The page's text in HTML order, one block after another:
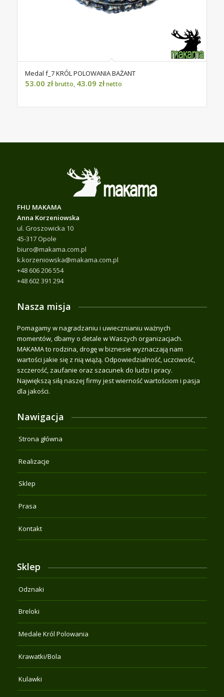
Medal f_7 KRÓL POLOWANIA BAŻANT
53.00 zł brutto, 43.09 złnetto
FHU MAKAMA
Anna Korzeniowska
ul. Groszowicka 10
45-317 Opole
biuro@makama.com.pl
k.korzeniowska@makama.com.pl
+48 606 206 554
+48 602 391 294
Nasza misja
Pomagamy w nagradzaniu i uwiecznianiu ważnych
momentów, dbamy o detale w Waszych organizacjach.
MAKAMA to rodzina, drogę w biznesie wyznaczają nam
wartości jakie się z nią wiążą. Odpowiedzialność, uczciwość,
szczerość, zaufanie oraz szacunek do ludzi i pracy.
Największą siłą naszej firmy jest wierność wartościom i pasja
dla jakości.
Nawigacja
Strona główna
Realizacje
Sklep
Prasa
Kontakt
Sklep
Odznaki
Breloki
Medale Król Polowania
Krawatki/Bola
Kulawki